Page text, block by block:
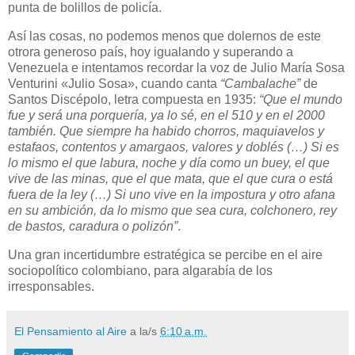
punta de bolillos de policía.
Así las cosas, no podemos menos que dolernos de este
otrora generoso país, hoy igualando y superando a
Venezuela e intentamos recordar la voz de Julio María Sosa
Venturini «Julio Sosa», cuando canta “Cambalache”de
Santos Discépolo, letra compuesta en 1935: “Que el mundo
fue y será una porquería, ya lo sé, en el 510 y en el 2000
también. Que siempre ha habido chorros, maquiavelos y
estafaos, contentos y amargaos, valores y doblés (…) Si es
lo mismo el que labura, noche y día como un buey, el que
vive de las minas, que el que mata, que el que cura o está
fuera de la ley (…) Si uno vive en la impostura y otro afana
en su ambición, da lo mismo que sea cura, colchonero, rey
de bastos, caradura o polizón”.
Una gran incertidumbre estratégica se percibe en el aire
sociopolítico colombiano, para algarabía de los
irresponsables.
El Pensamiento al Aire a la/s 6:10 a.m.